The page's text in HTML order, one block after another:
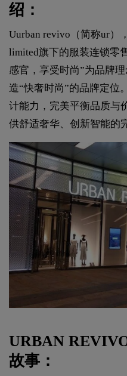
绍：
Uurban revivo（简称ur）
limited旗下的服装连锁零
感官，享受时尚”为品牌
造“快奢时尚”的品牌定位
计能力，完美平衡品质与
供舒适奢华、创新智能的
URBAN
故事：